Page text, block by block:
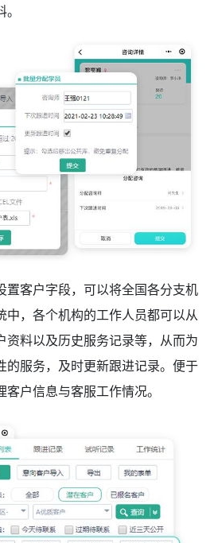
置客户字段，可以将全国各分支机
中，各个机构的工作人员都可以从
资料以及历史服务记录等，从而为
的服务，及时更新跟进记录。便于
户信息与客服工作情况。